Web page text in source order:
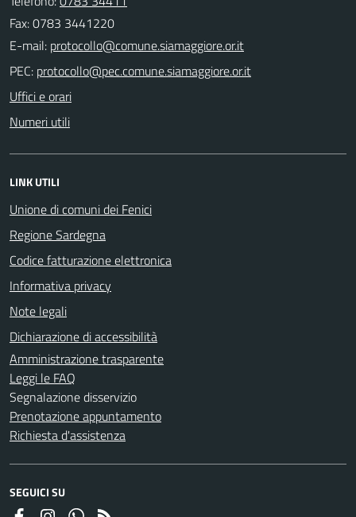
Fax: 0783 3441220
E-mail:
PEC:
Uffici e orari
Numeri utili
LINK UTILI
Unione di comuni dei Fenici
Regione Sardegna
Codice fatturazione elettronica
Informativa privacy
Note legali
Dichiarazione di accessibilità
Amministrazione trasparente
Leggi le FAQ
Segnalazione disservizio
Prenotazione appuntamento
Richiesta d'assistenza
SEGUICI SU